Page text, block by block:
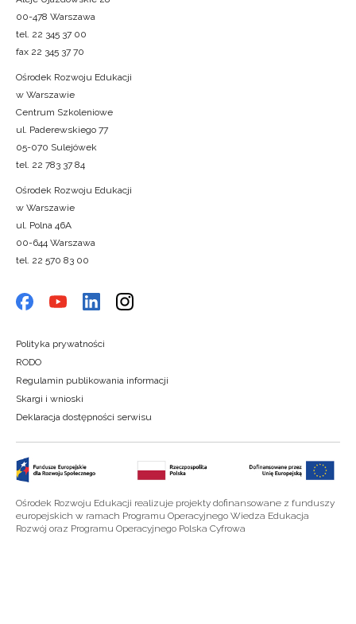
00-478 Warszawa
tel. 22 345 37 00
fax 22 345 37 70
Ośrodek Rozwoju Edukacji
w Warszawie
Centrum Szkoleniowe
ul. Paderewskiego 77
05-070 Sulejówek
tel. 22 783 37 84
Ośrodek Rozwoju Edukacji
w Warszawie
ul. Polna 46A
00-644 Warszawa
tel. 22 570 83 00
Polityka prywatności
RODO
Regulamin publikowania informacji
Skargi i wnioski
Deklaracja dostępności serwisu
Ośrodek Rozwoju Edukacji realizuje projekty dofinansowane z funduszy
europejskich w ramach Programu Operacyjnego Wiedza Edukacja
Rozwój oraz Programu Operacyjnego Polska Cyfrowa